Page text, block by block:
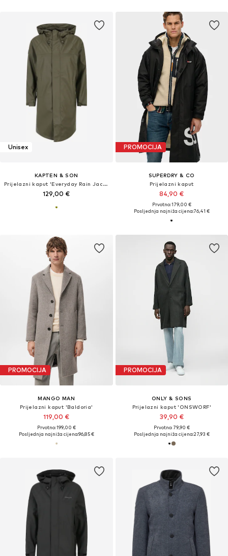
Unisex
KAPTEN & SON
Prijelazni kaput 'Everyday Rain Jacket Long'
129,00 €
PROMOCIJA
SUPERDRY & CO
Prijelazni kaput
84,90 €
Prvotno: 179,00 €
Posljednja najniža cijena:76,41 €
PROMOCIJA
MANGO MAN
Prijelazni kaput 'Baldoria'
119,00 €
Prvotno: 199,00 €
Posljednja najniža cijena:96,85 €
PROMOCIJA
ONLY & SONS
Prijelazni kaput 'ONSWORF'
39,90 €
Prvotno: 79,90 €
Posljednja najniža cijena:27,93 €